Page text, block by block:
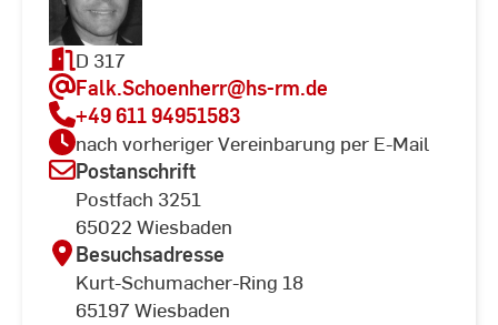
D 317
Falk.Schoenherr@hs-rm.de
+49 611 94951583
nach vorheriger Vereinbarung per E-Mail
Postanschrift
Postfach 3251
65022 Wiesbaden
Besuchsadresse
Kurt-Schumacher-Ring 18
65197 Wiesbaden